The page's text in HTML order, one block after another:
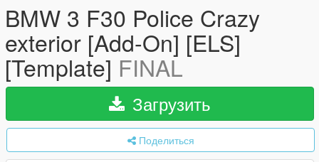
BMW 3 F30 Police Crazy
exterior [Add-On] [ELS]
[Template] FINAL
Загрузить
Поделиться